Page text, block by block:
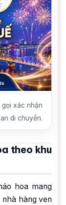
xác nhận
di chuyển.
theo khu
hoa mang
hàng ven